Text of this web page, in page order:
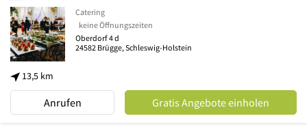
13,5 km
Catering
keine Öffnungszeiten
Oberdorf 4 d
24582 Brügge, Schleswig-Holstein
Anrufen Gratis Angebote einholen